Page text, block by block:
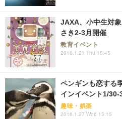
JAXA、小中生対
さき2-3月開催
教育イベント
2016.1.21 Thu 15:45
ペンギンも恋する
インイベント1/30-
趣味・娯楽
2016.1.27 Wed 13:15